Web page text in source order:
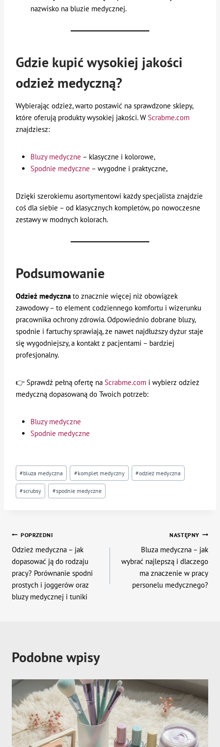
nazwisko na bluzie medycznej.
Gdzie kupić wysokiej jakości
odzież medyczną?
Wybierając odzież, warto postawić na sprawdzone sklepy,
które oferują produkty wysokiej jakości. WScrabme.com
znajdziesz:
Bluzy medyczne – klasyczne i kolorowe,
Spodnie medyczne – wygodne i praktyczne,
Dzięki szerokiemu asortymentowi każdy specjalista znajdzie
coś dla siebie – od klasycznych kompletów, po nowoczesne
zestawy w modnych kolorach.
Podsumowanie
Odzież medyczna to znacznie więcej niż obowiązek
zawodowy – to element codziennego komfortu i wizerunku
pracownika ochrony zdrowia. Odpowiednio dobrane bluzy,
spodnie i fartuchy sprawiają, że nawet najdłuższy dyżur staje
się wygodniejszy, a kontakt z pacjentami – bardziej
profesjonalny.
👉 Sprawdź pełną ofertę na Scrabme.com i wybierz odzież
medyczną dopasowaną do Twoich potrzeb:
Bluzy medyczne
Spodnie medyczne
Tagi
wpisu:
#bluza medyczna #komplet medyczny #odzież medyczna
#scrubsy #spodnie medyczne
Nawigacja
wpisu
POPRZEDNI
Odzież medyczna – jak
dopasować ją do rodzaju
pracy? Porównanie spodni
prostych i joggerów oraz
bluzy medycznej i tuniki
NASTĘPNY
Bluza medyczna – jak
wybrać najlepszą i dlaczego
ma znaczenie w pracy
personelu medycznego?
Podobne wpisy